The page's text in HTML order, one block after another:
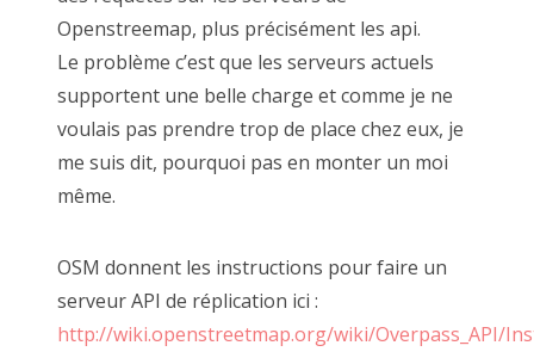
Openstreemap, plus précisément les api.
Le problème c’est que les serveurs actuels
supportent une belle charge et comme je ne
voulais pas prendre trop de place chez eux, je
me suis dit, pourquoi pas en monter un moi
même.
OSM donnent les instructions pour faire un
serveur API de réplication ici :
http://wiki.openstreetmap.org/wiki/Overpass_API/
nextcloud
Non classé
osm
osx
projects
raspberry
ÉTIQUETTES
apache backup certbot cryptage debian
decrypt